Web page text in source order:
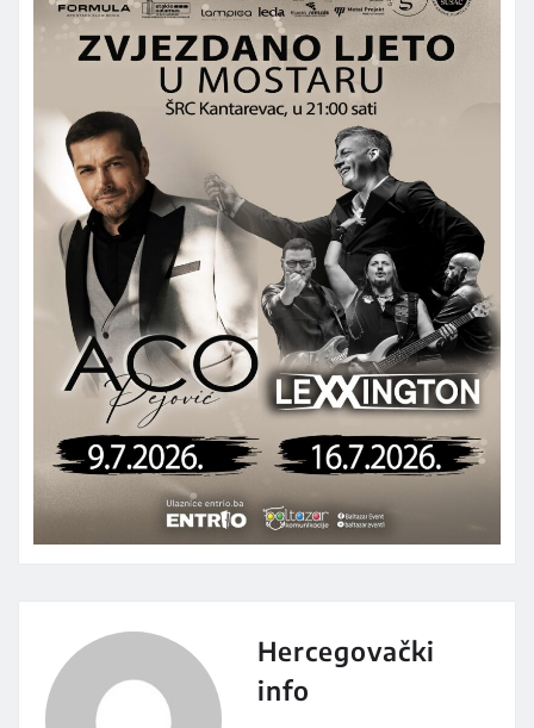
Hercegovački
info